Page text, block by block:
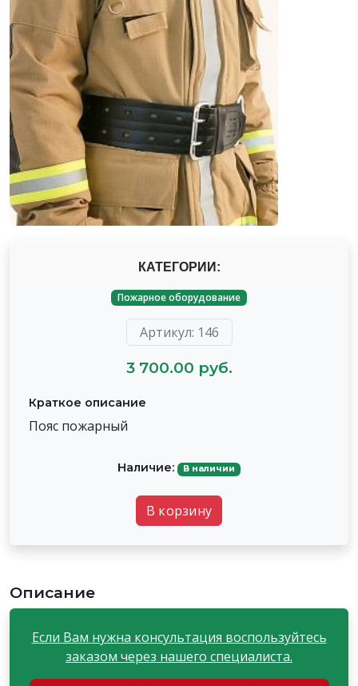
КАТЕГОРИИ:
Пожарное оборудование
Артикул: 146
3 700.00 руб.
Краткое описание
Пояс пожарный
Наличие: В наличии
В корзину
Описание
Если Вам нужна консультация воспользуйтесь
заказом через нашего специалиста.